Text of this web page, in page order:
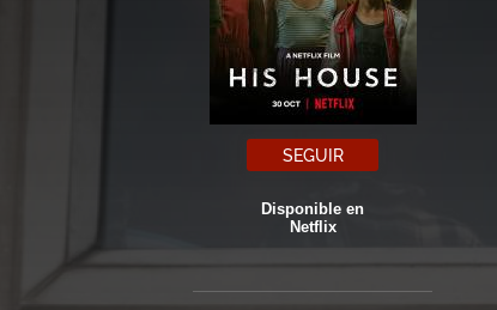
SEGUIR
Disponible en
Netflix